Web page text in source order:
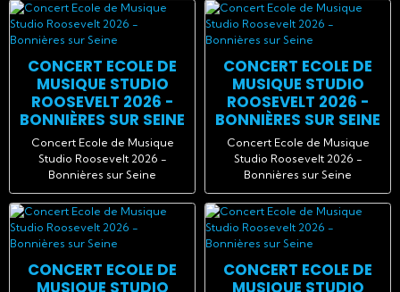
CONCERT ECOLE DE
MUSIQUE STUDIO
ROOSEVELT 2026 -
BONNIÈRES SUR SEINE
Concert Ecole de Musique
Studio Roosevelt 2026 -
Bonnières sur Seine
CONCERT ECOLE DE
MUSIQUE STUDIO
ROOSEVELT 2026 -
BONNIÈRES SUR SEINE
Concert Ecole de Musique
Studio Roosevelt 2026 -
Bonnières sur Seine
CONCERT ECOLE DE
MUSIQUE STUDIO
CONCERT ECOLE DE
MUSIQUE STUDIO